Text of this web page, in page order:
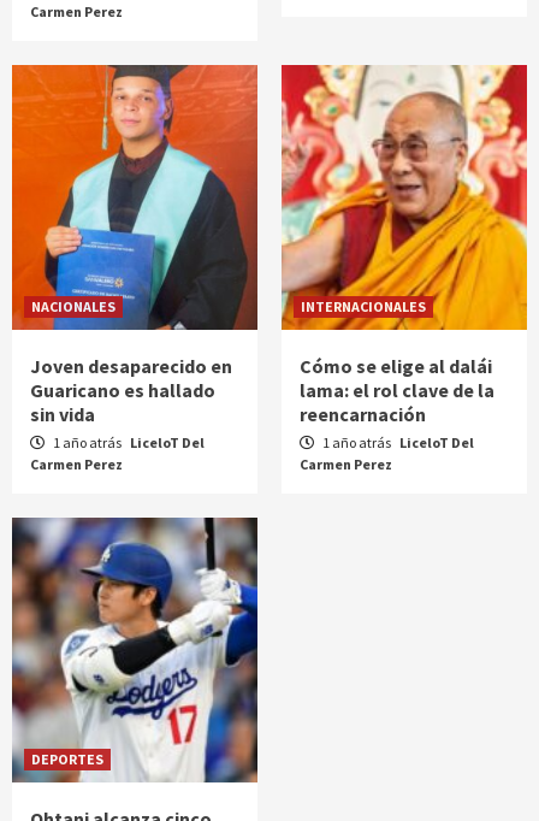
Carmen Perez
NACIONALES
Joven desaparecido en
Guaricano es hallado
sin vida
1 año atrás LiceloT Del
Carmen Perez
INTERNACIONALES
Cómo se elige al dalái
lama: el rol clave de la
reencarnación
1 año atrás LiceloT Del
Carmen Perez
DEPORTES